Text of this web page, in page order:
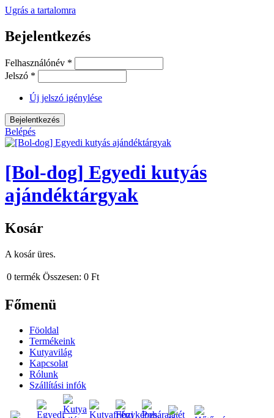
Ugrás a tartalomra
Bejelentkezés
Felhasználónév *
Jelszó *
Új jelszó igénylése
Belépés
[Bol-dog] Egyedi kutyás
ajándéktárgyak
Kosár
A kosár üres.
0 termék Összesen: 0 Ft
Főmenü
Föoldal
Termékeink
Kutyavilág
Kapcsolat
Rólunk
Szállítási infók